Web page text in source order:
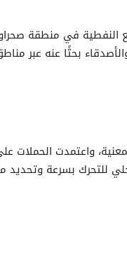
النفطية في منطقة
بحثًا عنه عبر
واعتمدت الحملات
للتحرك بسرعة وتحديد